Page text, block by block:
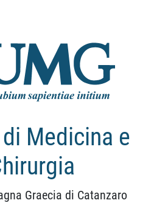
Medicina e
Graecia di Catanzaro